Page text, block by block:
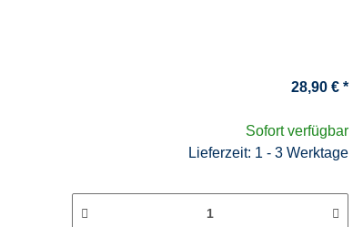
28,90 € *
Sofort verfügbar
Lieferzeit: 1 - 3 Werktage